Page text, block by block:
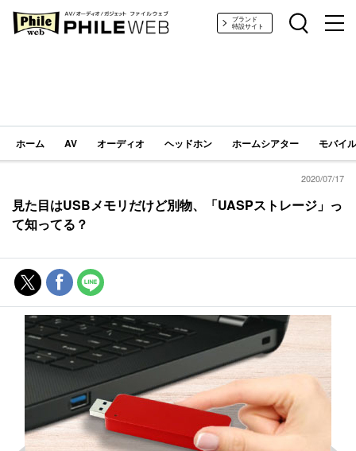
PHILE WEB｜AV/オーディオ/ガジェットブランド
特設サイト
ホーム AV オーディオ ヘッドホン ホームシアター モバイ
2020/07/17
見た目はUSBメモリだけど別物、「UASPストレージ」っ
て知ってる？